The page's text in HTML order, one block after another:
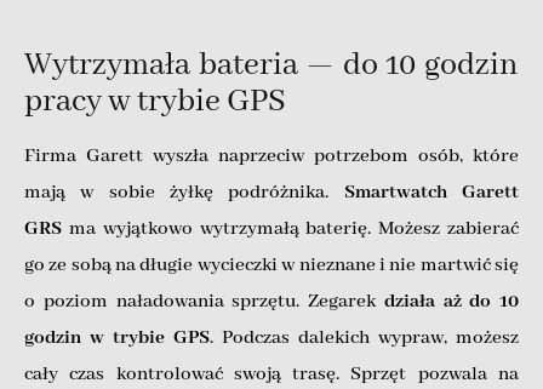
Wytrzymała bateria — do 10 godzin
pracy w trybie GPS
Firma Garett wyszła naprzeciw potrzebom osób, które
mają w sobie żyłkę podróżnika. Smartwatch Garett
GRS ma wyjątkowo wytrzymałą baterię. Możesz zabierać
go ze sobą na długie wycieczki w nieznane i nie martwić się
o poziom naładowania sprzętu. Zegarek działa aż do 10
godzin w trybie GPS. Podczas dalekich wypraw, możesz
cały czas kontrolować swoją trasę. Sprzęt pozwala na